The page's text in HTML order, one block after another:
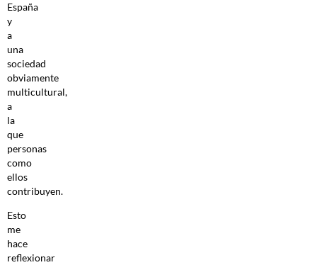
España
y
a
una
sociedad
obviamente
multicultural,
a
la
que
personas
como
ellos
contribuyen.
Esto
me
hace
reflexionar